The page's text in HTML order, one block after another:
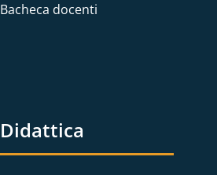
Bacheca docenti
Didattica